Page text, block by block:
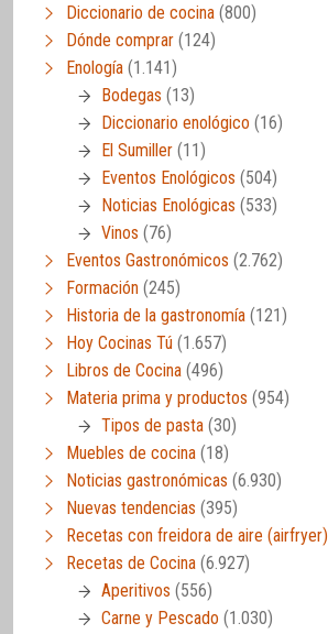
Diccionario de cocina (800)
Dónde comprar (124)
Enología (1.141)
Bodegas (13)
Diccionario enológico (16)
El Sumiller (11)
Eventos Enológicos (504)
Noticias Enológicas (533)
Vinos (76)
Eventos Gastronómicos (2.762)
Formación (245)
Historia de la gastronomía (121)
Hoy Cocinas Tú (1.657)
Libros de Cocina (496)
Materia prima y productos (954)
Tipos de pasta (30)
Muebles de cocina (18)
Noticias gastronómicas (6.930)
Nuevas tendencias (395)
Recetas con freidora de aire (airfryer)
Recetas de Cocina (6.927)
Aperitivos (556)
Carne y Pescado (1.030)